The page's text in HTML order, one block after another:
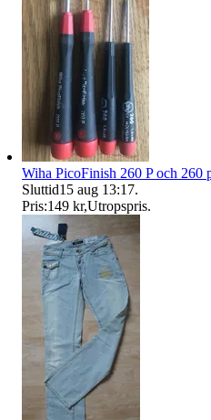
Wiha PicoFinish 260 P och 260
Sluttid15 aug 13:17.
Pris:149 kr,Utropspris.